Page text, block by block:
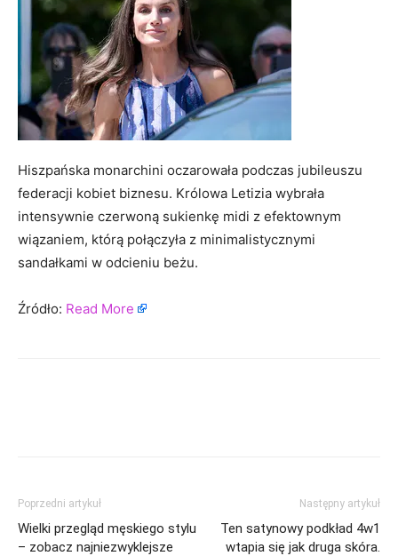
Hiszpańska monarchini oczarowała podczas jubileuszu
federacji kobiet biznesu. Królowa Letizia wybrała
intensywnie czerwoną sukienkę midi z efektownym
wiązaniem, którą połączyła z minimalistycznymi
sandałkami w odcieniu beżu.
Źródło: Read More
Poprzedni artykuł
Wielki przegląd męskiego stylu
– zobacz najniezwyklejsze
Następny artykuł
Ten satynowy podkład 4w1
wtapia się jak druga skóra.